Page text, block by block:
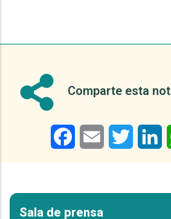
Comparte esta
FacebookEmail Twitter
Sala de prensa